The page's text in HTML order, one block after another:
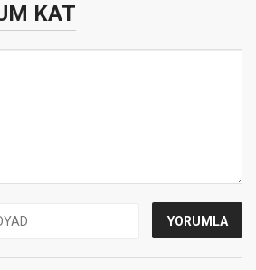
KAT